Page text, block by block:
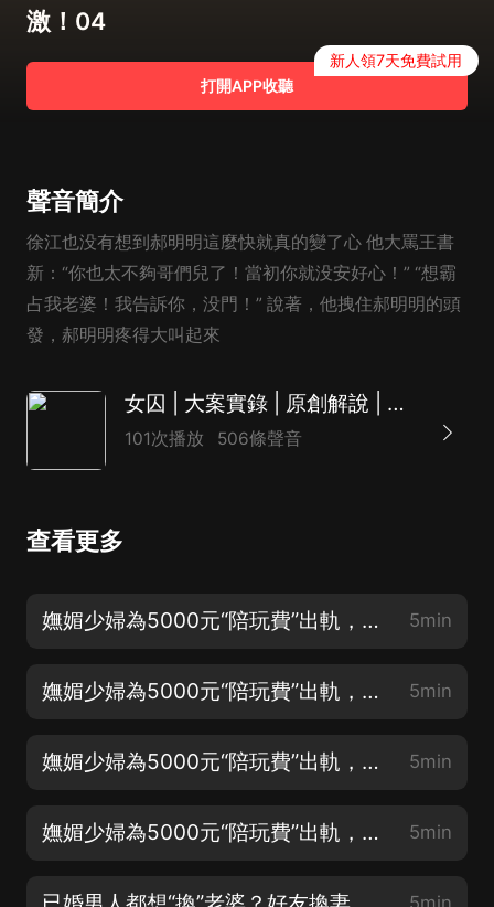
激！04
打開APP收聽
新人領7天免費試用
聲音簡介
徐江也没有想到郝明明這麼快就真的變了心 他大罵王書
新：“你也太不夠哥們兒了！當初你就没安好心！” “想霸
占我老婆！我告訴你，没門！” 說著，他拽住郝明明的頭
發，郝明明疼得大叫起來
女囚 | 大案實錄 | 原創解說 | 絕密情感故事
101次播放 506條聲音
查看更多
嫵媚少婦為5000元“陪玩費”出軌，是肉欲太猖獗？ 01 5min
嫵媚少婦為5000元“陪玩費”出軌，是肉欲太猖獗？ 02 5min
嫵媚少婦為5000元“陪玩費”出軌，是肉欲太猖獗？ 03 5min
嫵媚少婦為5000元“陪玩費”出軌，是肉欲太猖獗？ 04 5min